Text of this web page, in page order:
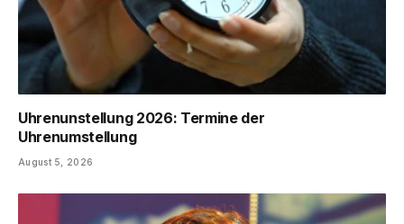
Uhrenunstellung 2026: Termine der
Uhrenumstellung
August 5, 2026